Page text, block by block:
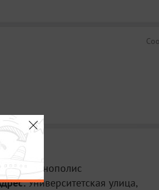
Место:
Иннополис
Университетская улица,